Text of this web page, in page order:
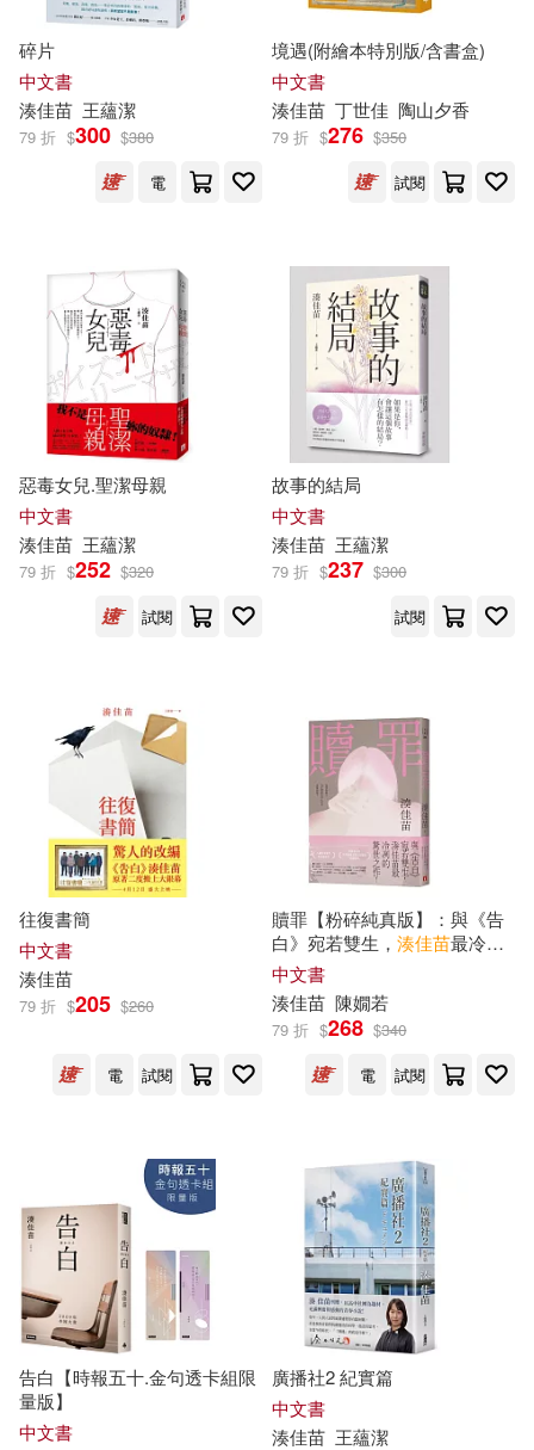
花城出版社(1) 鏡好聽(1)
其他 (可複選)
現在可購買商品(30)
作者/演唱/譯/編/繪(64)
碎片
中文書
湊佳苗 王蘊潔
79 折 $300 $380
電
境遇(附繪本特別版/含書盒)
中文書
湊佳苗 丁世佳 陶山夕香
79 折 $276 $350
試閱
惡毒女兒.聖潔母親
中文書
湊佳苗 王蘊潔
79 折 $252 $320
試閱
故事的結局
中文書
湊佳苗 王蘊潔
79 折 $237 $300
試閱
往復書簡
中文書
湊佳苗
79 折 $205 $260
電 試閱
贖罪【粉碎純真版】：與《告
白》宛若雙生， 湊佳苗最冷冽
的驚世之作!
中文書
湊佳苗 陳嫺若
79 折 $268 $340
電
試閱
告白【時報五十.金句透卡組限
量版】
中文書
廣播社2 紀實篇
中文書
湊佳苗 王蘊潔